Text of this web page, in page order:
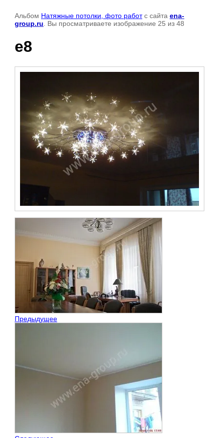
Альбом Натяжные потолки, фото работс сайта ena-
group.ru . Вы просматриваете изображение 25 из 48
e8
Предыдущее